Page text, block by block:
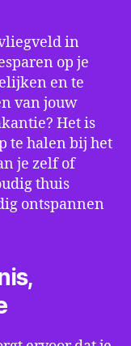
in
op je
en te
van jouw
Het is
te halen bij het
je zelf of
thuis
ontspannen